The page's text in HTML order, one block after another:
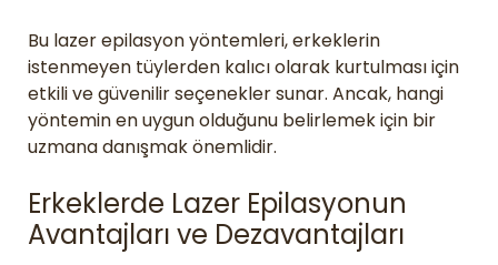
Bu lazer epilasyon yöntemleri, erkeklerin
istenmeyen tüylerden kalıcı olarak kurtulması için
etkili ve güvenilir seçenekler sunar. Ancak, hangi
yöntemin en uygun olduğunu belirlemek için bir
uzmana danışmak önemlidir.
Erkeklerde Lazer Epilasyonun
Avantajları ve Dezavantajları